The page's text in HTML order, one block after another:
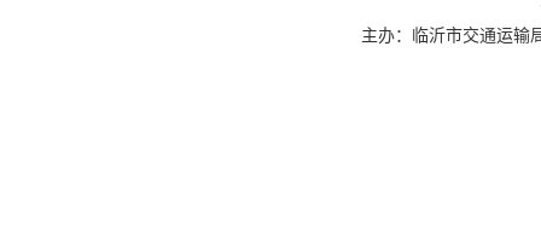
主办：临沂市交通运输